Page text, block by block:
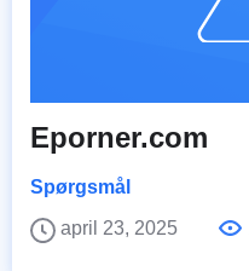
Eporner.com
Spørgsmål
april 23, 2025